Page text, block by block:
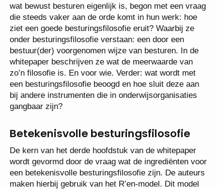
wat bewust besturen eigenlijk is, begon met een vraag
die steeds vaker aan de orde komt in hun werk: hoe
ziet een goede besturingsfilosofie eruit? Waarbij ze
onder besturingsfilosofie verstaan: een door een
bestuur(der) voorgenomen wijze van besturen. In de
whitepaper beschrijven ze wat de meerwaarde van
zo’n filosofie is. En voor wie. Verder: wat wordt met
een besturingsfilosofie beoogd en hoe sluit deze aan
bij andere instrumenten die in onderwijsorganisaties
gangbaar zijn?
Betekenisvolle besturingsfilosofie
De kern van het derde hoofdstuk van de whitepaper
wordt gevormd door de vraag wat de ingrediënten voor
een betekenisvolle besturingsfilosofie zijn. De auteurs
maken hierbij gebruik van het R’en-model. Dit model